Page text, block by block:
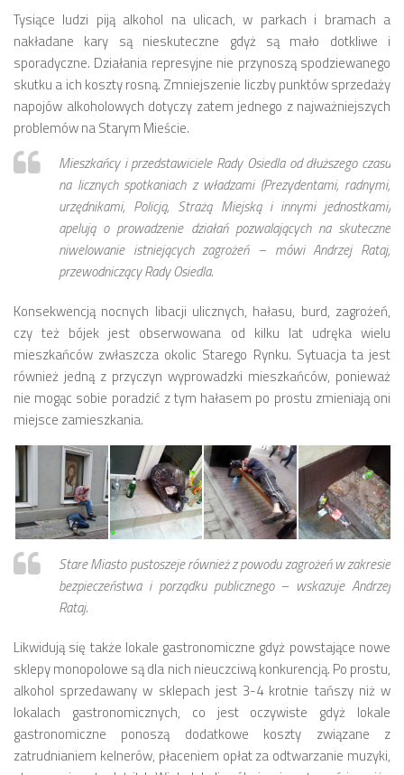
Budżet 2016
Projekty
Inicjatywy osiedlowe
Kodeks Dobrych Praktyk
Miejsca parkingowe
Patrol Rowerowy 2015
Plany zagospodarowania
Problemy Szyperska – Piaskowa – Garbary
Nowy projekt organizacji ruchu – Szyperska – Piaskowa
Strefa Tempo 30 – Opinia Rady Osiedla
Strefa Tempo 30 – etap II i III
Strefa Tempo 30 – etap IV
Nowa organizacja ruchu – ul. Św. Marcin, Ratajczaka, Al.
Marcinkowskiego (Tempo 30)
Archiwum konsultacji
Galeria
Kontakt
Tysiące ludzi piją alkohol na ulicach, w parkach i bramach a
nakładane kary są nieskuteczne gdyż są mało dotkliwe i
sporadyczne. Działania represyjne nie przynoszą spodziewanego
skutku a ich koszty rosną. Zmniejszenie liczby punktów sprzedaży
napojów alkoholowych dotyczy zatem jednego z najważniejszych
problemów na Starym Mieście.
Mieszkańcy i przedstawiciele Rady Osiedla od dłuższego czasu
na licznych spotkaniach z władzami (Prezydentami, radnymi,
urzędnikami, Policją, Strażą Miejską i innymi jednostkami)
apelują o prowadzenie działań pozwalających na skuteczne
niwelowanie istniejących zagrożeń – mówi Andrzej Rataj,
przewodniczący Rady Osiedla.
Konsekwencją nocnych libacji ulicznych, hałasu, burd, zagrożeń,
czy też bójek jest obserwowana od kilku lat udręka wielu
mieszkańców zwłaszcza okolic Starego Rynku. Sytuacja ta jest
również jedną z przyczyn wyprowadzki mieszkańców, ponieważ
nie mogąc sobie poradzić z tym hałasem po prostu zmieniają oni
miejsce zamieszkania.
Stare Miasto pustoszeje również z powodu zagrożeń w zakresie
bezpieczeństwa i porządku publicznego – wskazuje Andrzej
Rataj.
Likwidują się także lokale gastronomiczne gdyż powstające nowe
sklepy monopolowe są dla nich nieuczciwą konkurencją. Po prostu,
alkohol sprzedawany w sklepach jest 3-4 krotnie tańszy niż w
lokalach gastronomicznych, co jest oczywiste gdyż lokale
gastronomiczne ponoszą dodatkowe koszty związane z
zatrudnianiem kelnerów, płaceniem opłat za odtwarzanie muzyki,